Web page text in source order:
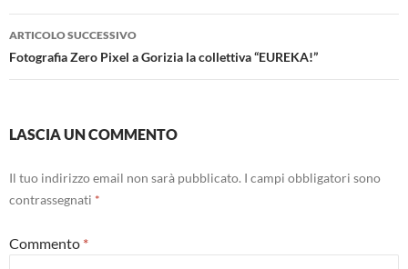
ARTICOLO SUCCESSIVO
Fotografia Zero Pixel a Gorizia la collettiva “EUREKA!”
LASCIA UN COMMENTO
Il tuo indirizzo email non sarà pubblicato. I campi obbligatori sono
contrassegnati *
Commento *